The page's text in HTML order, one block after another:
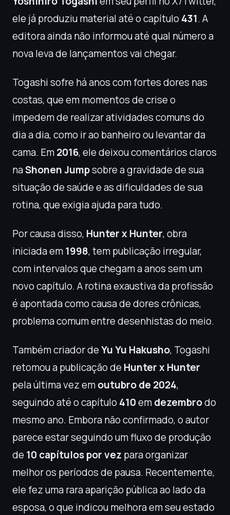
ele já produziu material até o capítulo431. A
editora ainda não informou até qual número a
nova leva de lançamentos vai chegar.
Togashi sofre há anos com fortes dores nas
costas, que em momentos de crise o
impedem de realizar atividades comuns do
dia a dia, como ir ao banheiro ou levantar da
cama. Em2016, ele deixou comentários claros
naShonen Jumpsobre a gravidade de sua
situação de saúde e as dificuldades de sua
rotina, que exigia ajuda para tudo.
Por causa disso, Hunter x Hunter, obra
iniciada em1998, tem publicação irregular,
com intervalos que chegam a anos sem um
novo capítulo. A rotina exaustiva da profissão
é apontada como causa de dores crônicas,
problema comum entre desenhistas do meio.
Também criador deYu Yu Hakusho, Togashi
retomou a publicação de Hunter x Hunter
pela última vez emoutubro de 2024,
seguindo até o capítulo410emdezembrodo
mesmo ano. Embora não confirmado, o autor
parece estar seguindo um fluxo de produção
de 10 capítulos por vez para organizar
melhor os períodos de pausa. Recentemente,
ele fez uma rara aparição pública ao lado da
esposa, o que indicou melhora em seu estado